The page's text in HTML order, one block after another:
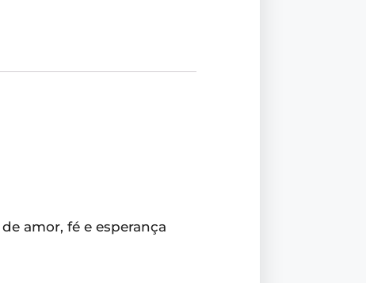
amor, fé e esperança